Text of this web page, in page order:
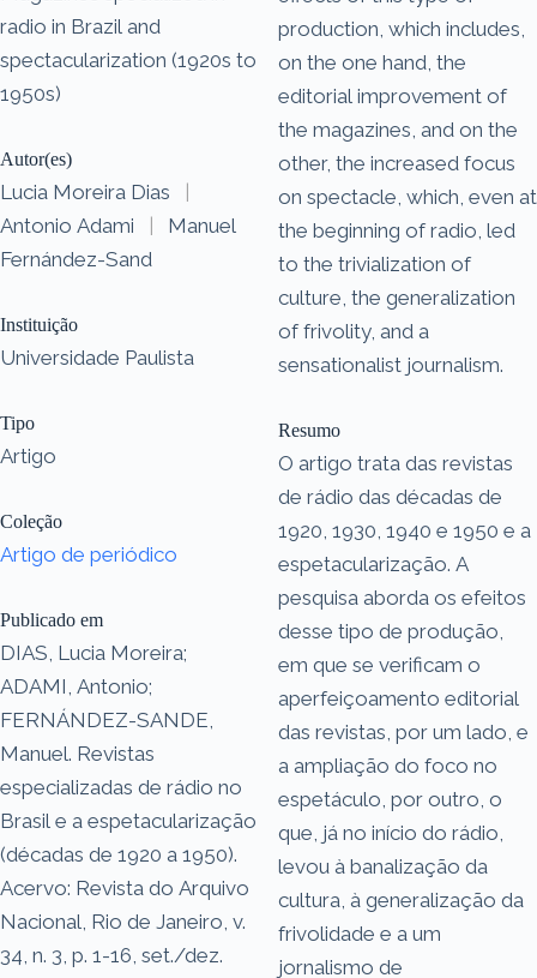
radio in Brazil and
spectacularization (1920s to
1950s)
Autor(es)
Lucia Moreira Dias
|
Antonio Adami
|
Manuel
Fernández-Sand
Instituição
Universidade Paulista
Tipo
Artigo
Coleção
Artigo de periódico
Publicado em
DIAS, Lucia Moreira;
ADAMI, Antonio;
FERNÁNDEZ-SANDE,
Manuel. Revistas
especializadas de rádio no
Brasil e a espetacularização
(décadas de 1920 a 1950).
Acervo: Revista do Arquivo
Nacional, Rio de Janeiro, v.
34, n. 3, p. 1-16, set./dez.
production, which includes,
on the one hand, the
editorial improvement of
the magazines, and on the
other, the increased focus
on spectacle, which, even at
the beginning of radio, led
to the trivialization of
culture, the generalization
of frivolity, and a
sensationalist journalism.
Resumo
O artigo trata das revistas
de rádio das décadas de
1920, 1930, 1940 e 1950 e a
espetacularização. A
pesquisa aborda os efeitos
desse tipo de produção,
em que se verificam o
aperfeiçoamento editorial
das revistas, por um lado, e
a ampliação do foco no
espetáculo, por outro, o
que, já no início do rádio,
levou à banalização da
cultura, à generalização da
frivolidade e a um
jornalismo de